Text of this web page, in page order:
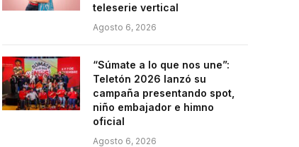
teleserie vertical
Agosto 6, 2026
“Súmate a lo que nos une”:
Teletón 2026 lanzó su
campaña presentando spot,
niño embajador e himno
oficial
Agosto 6, 2026